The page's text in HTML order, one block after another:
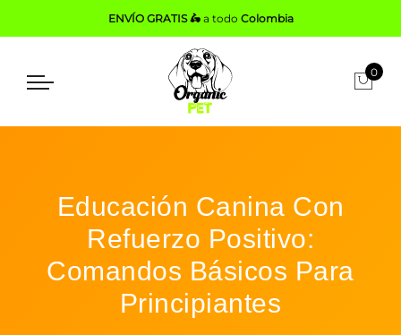
ENVÍO GRATIS 🛵a todo Colombia
0
Educación Canina Con
Refuerzo Positivo:
Comandos Básicos Para
Principiantes